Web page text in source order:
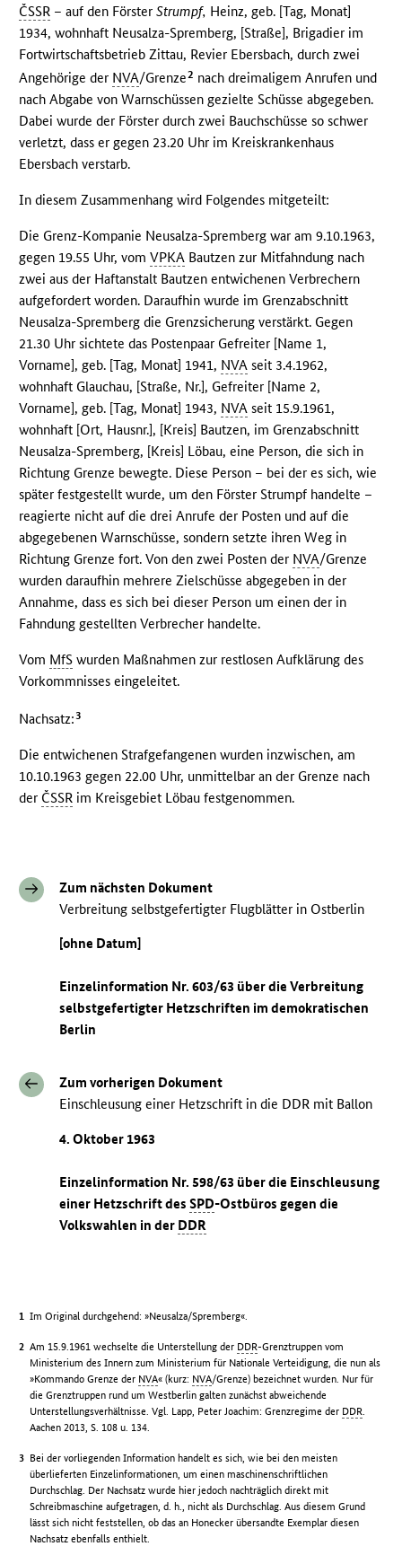
ČSSR – auf den FörsterStrumpf, Heinz, geb. [Tag, Monat]
1934, wohnhaft Neusalza-Spremberg, [Straße], Brigadier im
Fortwirtschaftsbetrieb Zittau, Revier Ebersbach, durch zwei
Angehörige der NVA/Grenze2 nach dreimaligem Anrufen und
nach Abgabe von Warnschüssen gezielte Schüsse abgegeben.
Dabei wurde der Förster durch zwei Bauchschüsse so schwer
verletzt, dass er gegen 23.20 Uhr im Kreiskrankenhaus
Ebersbach verstarb.
In diesem Zusammenhang wird Folgendes mitgeteilt:
Die Grenz-Kompanie Neusalza-Spremberg war am 9.10.1963,
gegen 19.55 Uhr, vomVPKA Bautzen zur Mitfahndung nach
zwei aus der Haftanstalt Bautzen entwichenen Verbrechern
aufgefordert worden. Daraufhin wurde im Grenzabschnitt
Neusalza-Spremberg die Grenzsicherung verstärkt. Gegen
21.30 Uhr sichtete das Postenpaar Gefreiter [Name 1,
Vorname], geb. [Tag, Monat] 1941, NVA seit 3.4.1962,
wohnhaft Glauchau, [Straße, Nr.], Gefreiter [Name 2,
Vorname], geb. [Tag, Monat] 1943, NVA seit 15.9.1961,
wohnhaft [Ort, Hausnr.], [Kreis] Bautzen, im Grenzabschnitt
Neusalza-Spremberg, [Kreis] Löbau, eine Person, die sich in
Richtung Grenze bewegte. Diese Person – bei der es sich, wie
später festgestellt wurde, um den Förster Strumpf handelte –
reagierte nicht auf die drei Anrufe der Posten und auf die
abgegebenen Warnschüsse, sondern setzte ihren Weg in
Richtung Grenze fort. Von den zwei Posten der NVA/Grenze
wurden daraufhin mehrere Zielschüsse abgegeben in der
Annahme, dass es sich bei dieser Person um einen der in
Fahndung gestellten Verbrecher handelte.
Vom MfS wurden Maßnahmen zur restlosen Aufklärung des
Vorkommnisses eingeleitet.
Nachsatz:3
Die entwichenen Strafgefangenen wurden inzwischen, am
10.10.1963 gegen 22.00 Uhr, unmittelbar an der Grenze nach
der ČSSR im Kreisgebiet Löbau festgenommen.
Zum nächsten Dokument
Verbreitung selbstgefertigter Flugblätter in Ostberlin
[ohne Datum]
Einzelinformation Nr. 603/63 über die Verbreitung
selbstgefertigter Hetzschriften im demokratischen
Berlin
Zum vorherigen Dokument
Einschleusung einer Hetzschrift in die DDR mit Ballon
4. Oktober 1963
Einzelinformation Nr. 598/63 über die Einschleusung
einer Hetzschrift desSPD-Ostbüros gegen die
Volkswahlen in der DDR
Im Original durchgehend: »Neusalza/Spremberg«.
Am 15.9.1961 wechselte die Unterstellung der DDR-Grenztruppen vom
Ministerium des Innern zum Ministerium für Nationale Verteidigung, die nun als
»Kommando Grenze der NVA« (kurz: NVA/Grenze) bezeichnet wurden. Nur für
die Grenztruppen rund um Westberlin galten zunächst abweichende
Unterstellungsverhältnisse. Vgl. Lapp, Peter Joachim: Grenzregime der DDR
Aachen 2013, S. 108 u. 134.
Bei der vorliegenden Information handelt es sich, wie bei den meisten
überlieferten Einzelinformationen, um einen maschinenschriftlichen
Durchschlag. Der Nachsatz wurde hier jedoch nachträglich direkt mit
Schreibmaschine aufgetragen, d. h., nicht als Durchschlag. Aus diesem Grund
lässt sich nicht feststellen, ob das an Honecker übersandte Exemplar diesen
Nachsatz ebenfalls enthielt.